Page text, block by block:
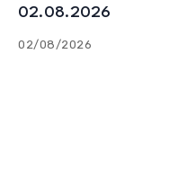
02.08.2026
02/08/2026